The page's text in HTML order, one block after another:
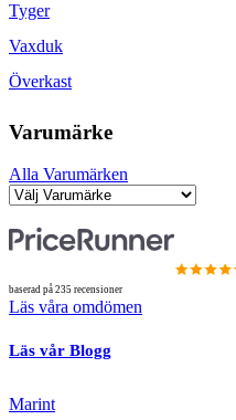
Tyger
Vaxduk
Överkast
Varumärke
Alla Varumärken
baserad på 235 recensioner
Läs våra omdömen
Läs vår Blogg
Marint